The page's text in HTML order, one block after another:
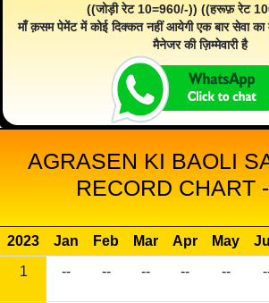
((जोड़ी रेट 10=960/-)) ((हरूफ़ रेट
माँ क़सम पेमेंट में कोई दिक्कत नहीं आयेगी एक बार सेवा
मैनेजर की ज़िम्मेवारी है
AGRASEN KI BAOLI
RECORD CHART
2023 Jan Feb Mar Apr May
1
-- -- -- -- --